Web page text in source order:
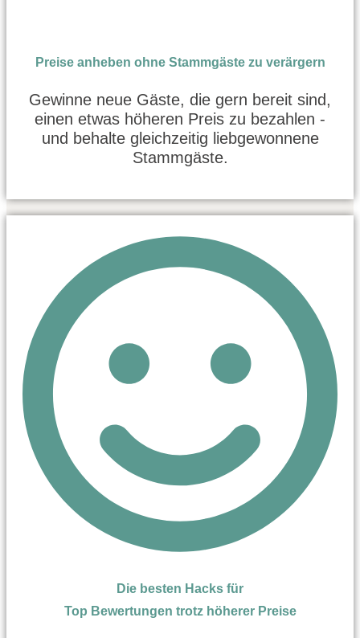
Preise anheben ohne Stammgäste zu verärgern
Gewinne neue Gäste, die gern bereit sind,
einen etwas höheren Preis zu bezahlen -
und behalte gleichzeitig liebgewonnene
Stammgäste.
Die besten Hacks für
Top Bewertungen trotz höherer Preise